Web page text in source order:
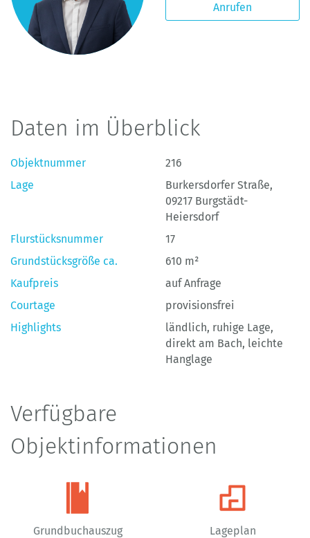
Anrufen
Daten im Überblick
Objektnummer
216
Lage
Burkersdorfer Straße,
09217 Burgstädt-
Heiersdorf
Flurstücksnummer
17
Grundstücksgröße ca.
610 m²
Kaufpreis
auf Anfrage
Courtage
provisionsfrei
Highlights
ländlich, ruhige Lage,
direkt am Bach, leichte
Hanglage
Verfügbare
Objektinformationen
Grundbuch­auszug Lageplan